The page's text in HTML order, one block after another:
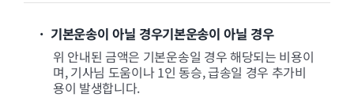
· 기본운송이 아닐 경우기본운송이 아닐 경우
위 안내된 금액은 기본운송일 경우 해당되는 비용이
며, 기사님 도움이나 1인 동승, 급송일 경우 추가비
용이 발생합니다.